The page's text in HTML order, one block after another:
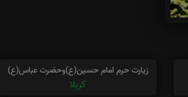
زیارت حرم امام حسین(ع)وحضرت عباس(ع)
کربلا